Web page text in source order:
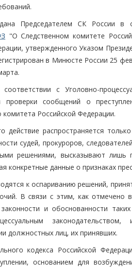
Председателем СК России в
"О Следственном комитете
утвержденного Указом
в Минюсте России 25
с Уголовно-
сообщений о
Российской Федерации.
действие распространяется
судей, прокуроров,
решениями, высказывают
конкретные данные о признаках
к оспариванию решений,
В связи с этим, как отмечено
и обоснованности
должностных лиц, их принявших.
кодекса Российской
основанием для